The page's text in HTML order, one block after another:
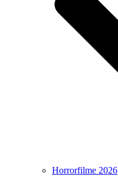
Horrorfilme 2026